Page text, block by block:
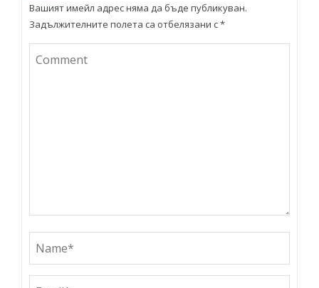
Вашият имейл адрес няма да бъде публикуван.
Задължителните полета са отбелязани с*